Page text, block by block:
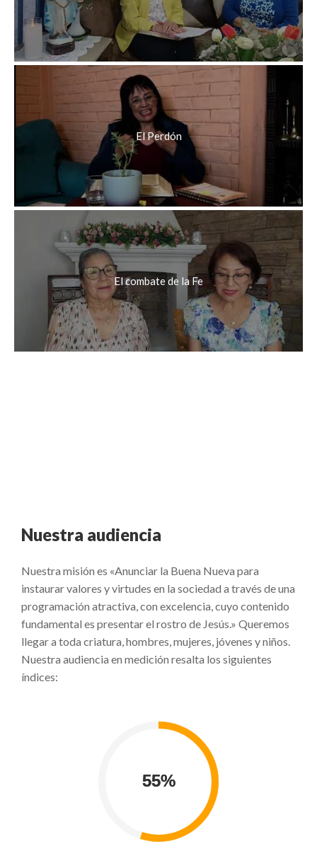
El Perdón
El combate de la Fe
Nuestra audiencia
Nuestra misión es «Anunciar la Buena Nueva para
instaurar valores y virtudes en la sociedad a través de una
programación atractiva, con excelencia, cuyo contenido
fundamental es presentar el rostro de Jesús.» Queremos
llegar a toda criatura, hombres, mujeres, jóvenes y niños.
Nuestra audiencia en medición resalta los siguientes
índices: